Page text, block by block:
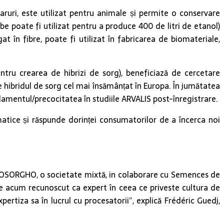
este utilizat pentru animale și permite o conservare
poate fi utilizat pentru a produce 400 de litri de etanol)
în fibre, poate fi utilizat în fabricarea de biomateriale,
crearea de hibrizi de sorg), beneficiază de cercetare
de sorg cel mai însămânțat în Europa. În jumătatea
precocitatea în studiile ARVALIS post-înregistrare.
și răspunde dorinței consumatorilor de a încerca noi
o societate mixtă, in colaborare cu Semences de
acum recunoscut ca expert în ceea ce priveste cultura de
sa în lucrul cu procesatorii”, explică Frédéric Guedj,